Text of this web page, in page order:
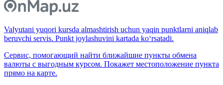
Valyutani yuqori kursda almashtirish uchun yaqin punktlarni aniqlab
beruvchi servis. Punkt joylashuvini kartada ko‘rsatadi.
Сервис, помогающий найти ближайшие пункты обмена
валюты с выгодным курсом. Покажет местоположение пункта
прямо на карте.